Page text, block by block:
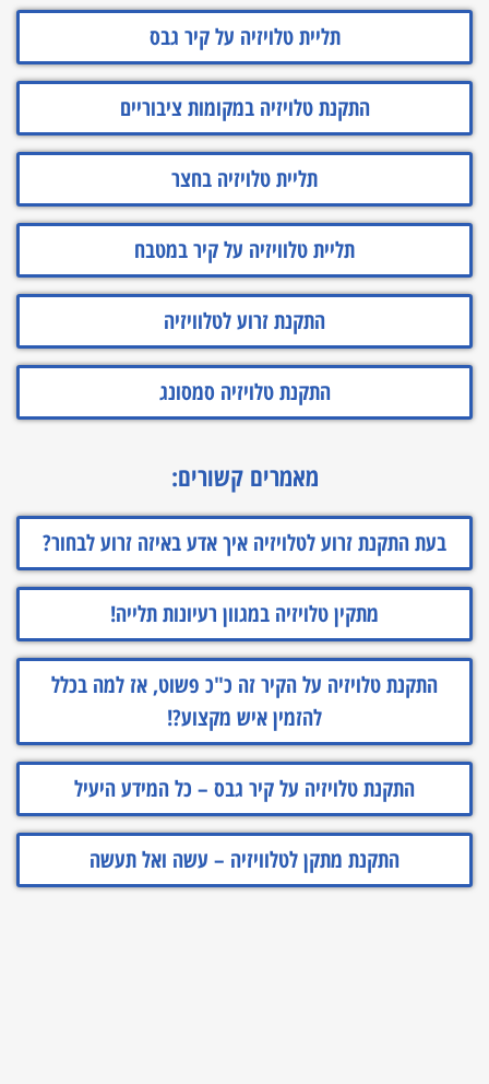
תליית טלויזיה על קיר גבס
התקנת טלויזיה במקומות ציבוריים
תליית טלויזיה בחצר
תליית טלוויזיה על קיר במטבח
התקנת זרוע לטלוויזיה
התקנת טלויזיה סמסונג
מאמרים קשורים:
בעת התקנת זרוע לטלויזיה איך אדע באיזה זרוע לבחור?
מתקין טלויזיה במגוון רעיונות תלייה!
התקנת טלויזיה על הקיר זה כ"כ פשוט, אז למה בכלל
להזמין איש מקצוע?!
התקנת טלויזיה על קיר גבס – כל המידע היעיל
התקנת מתקן לטלוויזיה – עשה ואל תעשה